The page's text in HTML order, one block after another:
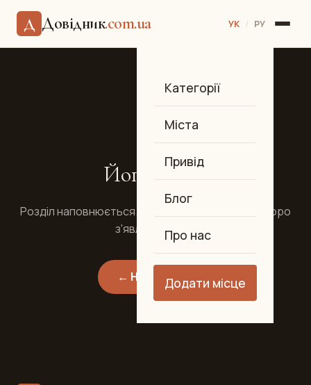
Д Довідник.com.ua УК / РУ
Категорії
Міста
Привід
Блог
Про нас
Додати місце
🔜
Йога-студії
Розділ наповнюється. Заклади цієї категорії скоро
з'являться тут.
← На головну